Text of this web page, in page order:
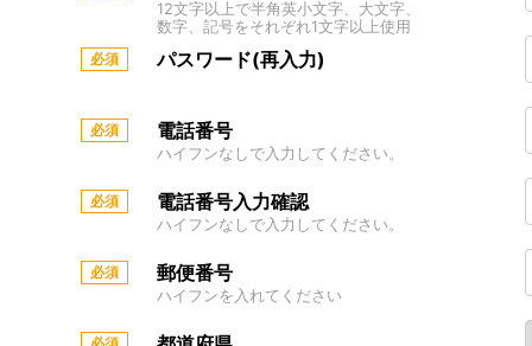
12文字以上で半角英小文字、大文字、
数字、記号をそれぞれ1文字以上使用
パスワード(再入力)
電話番号
ハイフンなしで入力してください。
電話番号入力確認
ハイフンなしで入力してください。
郵便番号
ハイフンを入れてください